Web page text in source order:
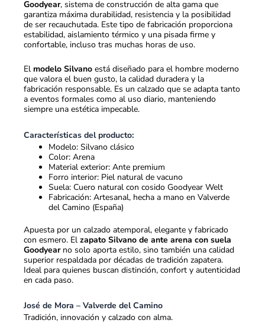
Goodyear, sistema de construcción de alta gama que
garantiza máxima durabilidad, resistencia y la posibilidad
de ser recauchutada. Este tipo de fabricación proporciona
estabilidad, aislamiento térmico y una pisada firme y
confortable, incluso tras muchas horas de uso.
El modelo Silvano está diseñado para el hombre moderno
que valora el buen gusto, la calidad duradera y la
fabricación responsable. Es un calzado que se adapta tanto
a eventos formales como al uso diario, manteniendo
siempre una estética impecable.
Características del producto:
Modelo: Silvano clásico
Color: Arena
Material exterior: Ante premium
Forro interior: Piel natural de vacuno
Suela: Cuero natural con cosido Goodyear Welt
Fabricación: Artesanal, hecha a mano en Valverde
del Camino (España)
Apuesta por un calzado atemporal, elegante y fabricado
con esmero. El zapato Silvano de ante arena con suela
Goodyearno solo aporta estilo, sino también una calidad
superior respaldada por décadas de tradición zapatera.
Ideal para quienes buscan distinción, confort y autenticidad
en cada paso.
José de Mora – Valverde del Camino
Tradición, innovación y calzado con alma.